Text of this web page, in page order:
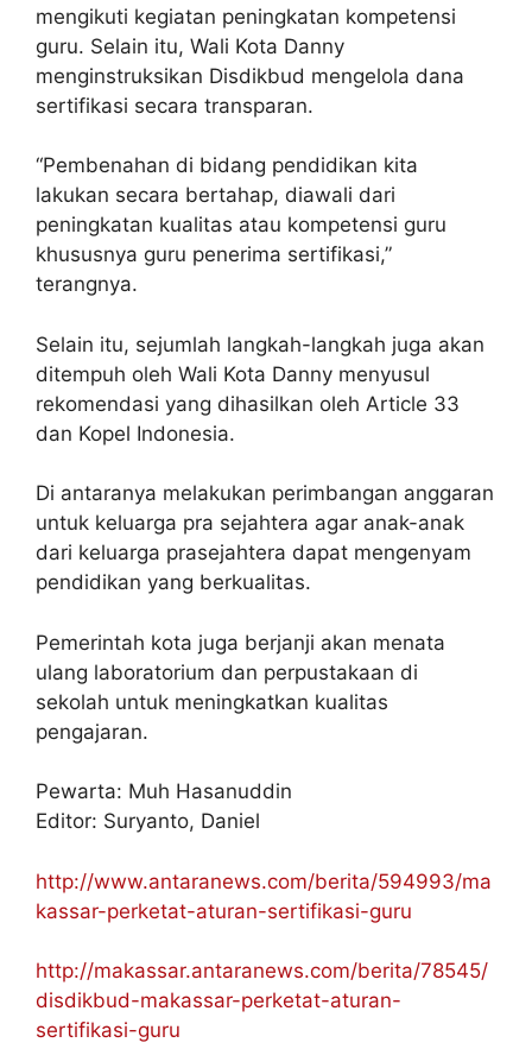
mengikuti kegiatan peningkatan kompetensi
guru. Selain itu, Wali Kota Danny
menginstruksikan Disdikbud mengelola dana
sertifikasi secara transparan.
“Pembenahan di bidang pendidikan kita
lakukan secara bertahap, diawali dari
peningkatan kualitas atau kompetensi guru
khususnya guru penerima sertifikasi,”
terangnya.
Selain itu, sejumlah langkah-langkah juga akan
ditempuh oleh Wali Kota Danny menyusul
rekomendasi yang dihasilkan oleh Article 33
dan Kopel Indonesia.
Di antaranya melakukan perimbangan anggaran
untuk keluarga pra sejahtera agar anak-anak
dari keluarga prasejahtera dapat mengenyam
pendidikan yang berkualitas.
Pemerintah kota juga berjanji akan menata
ulang laboratorium dan perpustakaan di
sekolah untuk meningkatkan kualitas
pengajaran.
Pewarta: Muh Hasanuddin
Editor: Suryanto, Daniel
http://www.antaranews.com/berita/594993/ma
kassar-perketat-aturan-sertifikasi-guru
http://makassar.antaranews.com/berita/78545/
disdikbud-makassar-perketat-aturan-
sertifikasi-guru